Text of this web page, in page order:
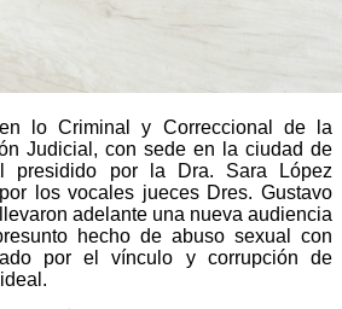
lo Criminal y Correccional de la
Judicial, con sede en la ciudad de
presidido por la Dra. Sara López
los vocales jueces Dres. Gustavo
adelante una nueva audiencia
hecho de abuso sexual con
por el vínculo y corrupción de